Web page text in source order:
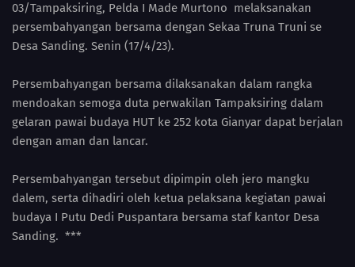
03/Tampaksiring, Pelda I Made Murtono melaksanakan
persembahyangan bersama dengan Sekaa Truna Truni se
Desa Sanding. Senin (17/4/23).
Persembahyangan bersama dilaksanakan dalam rangka
mendoakan semoga duta perwakilan Tampaksiring dalam
gelaran pawai budaya HUT ke 252 kota Gianyar dapat berjalan
dengan aman dan lancar.
Persembahyangan tersebut dipimpin oleh jero mangku
dalem, serta dihadiri oleh ketua pelaksana kegiatan pawai
budaya I Putu Dedi Puspantara bersama staf kantor Desa
Sanding. ***